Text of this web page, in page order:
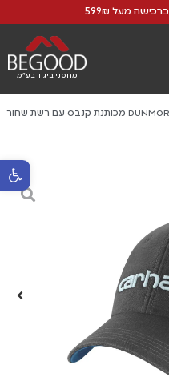
פתח
ברכישה מעל 599₪
מחסני ביגוד בע"מ
/ 101195 | כובע מצחיה DUNMORE מכותנת קנבס עם רשת שחור